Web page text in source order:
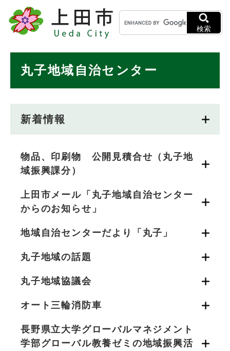
メニューを飛ばして本文へ
キ
ー
ワ
検
検索
丸子地域自治センター
新着情報
物品、印刷物 公開見積合せ（丸子地
域振興課分）
上田市メール「丸子地域自治センター
からのお知らせ」
地域自治センターだより「丸子」
丸子地域の話題
丸子地域協議会
オート三輪消防車
長野県立大学グローバルマネジメント
学部グローバル教養ゼミの地域振興活